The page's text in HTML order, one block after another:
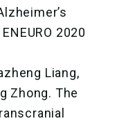
2020
Liang,
Zhong. The